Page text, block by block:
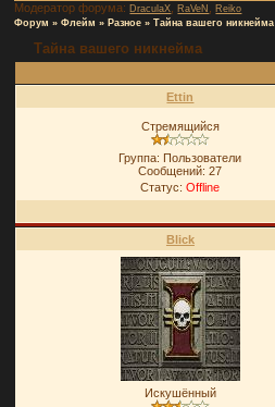
Модератор форума:DraculaX ,RaVeN ,Reiko
Форум » Флейм » Разное » Тайна вашего никнейма
Тайна вашего никнейма
Ettin
Стремящийся
Группа: Пользователи
Сообщений:27
Статус:Offline
Blick
Искушённый